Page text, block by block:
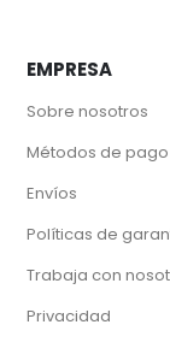
EMPRESA
Sobre nosotros
Métodos de pago
Envíos
Políticas de
Trabaja con
Privacidad